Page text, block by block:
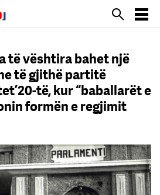
të vështira bahet një
të gjithë partitë
’20-të, kur “baballarët e
formën e regjimit